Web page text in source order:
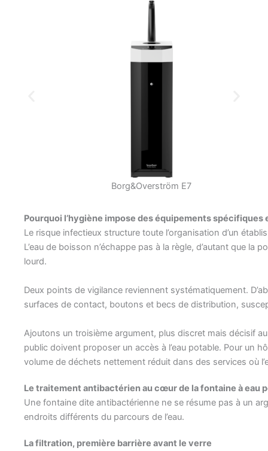
Borg&Overström E7
Pourquoi l’hygiène impose des équipements spécifiques
Le risque infectieux structure toute l’organisation d’un
L’eau de boisson n’échappe pas à la règle, d’autant que
lourd.
Deux points de vigilance reviennent systématiquement.
surfaces de contact, boutons et becs de distribution,
Ajoutons un troisième argument, plus discret mais décisif
public doivent proposer un accès à l’eau potable. Pour un
volume de déchets nettement réduit dans des services où
Le traitement antibactérien au cœur de la fontaine à eau
Une fontaine dite antibactérienne ne se résume pas à un
endroits différents du parcours de l’eau.
La filtration, première barrière avant le verre